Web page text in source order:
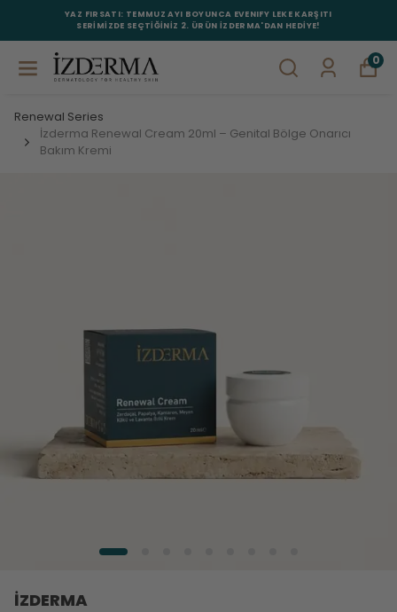
YAZ FIRSATI: TEMMUZ AYI BOYUNCA EVENIFY LEKE KARŞITI
SERİMİZDE SEÇTİĞİNİZ 2. ÜRÜN İZDERMA'DAN HEDİYE!
0
Renewal Series
İzderma Renewal Cream 20ml – Genital Bölge Onarıcı
Bakım Kremi
İZDERMA